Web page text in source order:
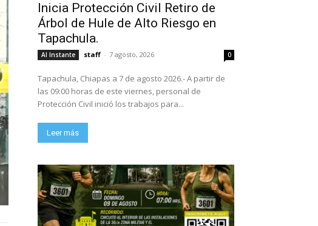
Inicia Protección Civil Retiro de
Árbol de Hule de Alto Riesgo en
Tapachula.
Al Instante staff - 7 agosto, 2026 0
Tapachula, Chiapas a 7 de agosto 2026.- A partir de
las 09:00 horas de este viernes, personal de
Protección Civil inició los trabajos para...
Leer más